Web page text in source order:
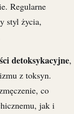
Regularne
styl życia,
detoksykacyjne,
z toksyn.
co
jak i